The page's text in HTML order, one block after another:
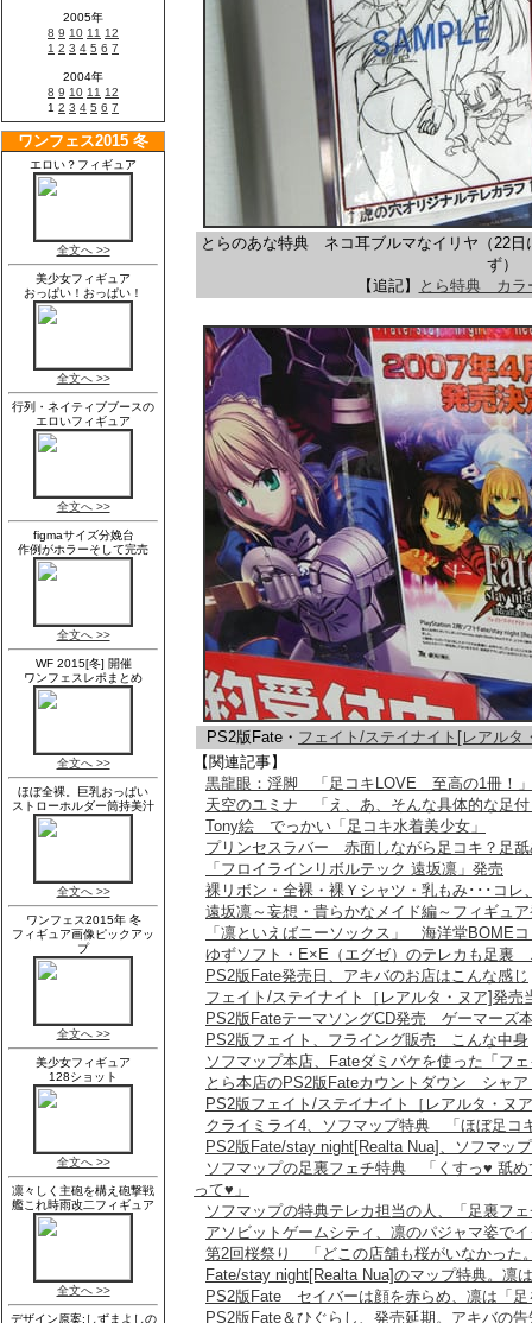
とらのあな特典 ネコ耳ブルマなイリヤ（22日
ず）
【追記】
とら特典 カラ
PS2版Fate・ フェイト/ステイナイト[レアルタ
【関連記事】
黒龍眼：淫脚 「足コキLOVE 至高の1冊！」
天空のユミナ 「え、あ、そんな具体的な足
Tony絵 でっかい「足コキ水着美少女」
プリンセスラバー 赤面しながら足コキ？足
「フロイラインリボルテック 遠坂凛」発売
裸リボン・全裸・裸Ｙシャツ・乳もみ･･･コレ
遠坂凛～妄想・貴らかなメイド編～フィギュ
「凛といえばニーソックス」 海洋堂BOME
ゆずソフト・E×E（エグゼ）のテレカも足裏
PS2版Fate発売日、アキバのお店はこんな感じ
フェイト/ステイナイト［レアルタ・ヌア]発
PS2版FateテーマソングCD発売 ゲーマーズ
PS2版フェイト、フライング販売 こんな中身
ソフマップ本店、Fateダミパケを使った「フ
とら本店のPS2版Fateカウントダウン シャ
PS2版フェイト/ステイナイト［レアルタ・
クライミライ4、ソフマップ特典 「ほぼ足コ
PS2版Fate/stay night[Realta Nua]、ソフマッ
ソフマップの足裏フェチ特典 「くすっ♥ 舐
って♥」
ソフマップの特典テレカ担当の人、「足裏フ
アソビットゲームシティ、凛のパジャマ姿で
第2回桜祭り 「どこの店舗も桜がいなかった
Fate/stay night[Realta Nua]のマップ特典。凛
PS2版Fate セイバーは顔を赤らめ、凛は「
PS2版Fate＆ひぐらし、発売延期。アキバの